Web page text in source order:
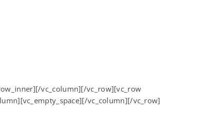
vc_column][/vc_row][vc_row
vc_column][/vc_row]